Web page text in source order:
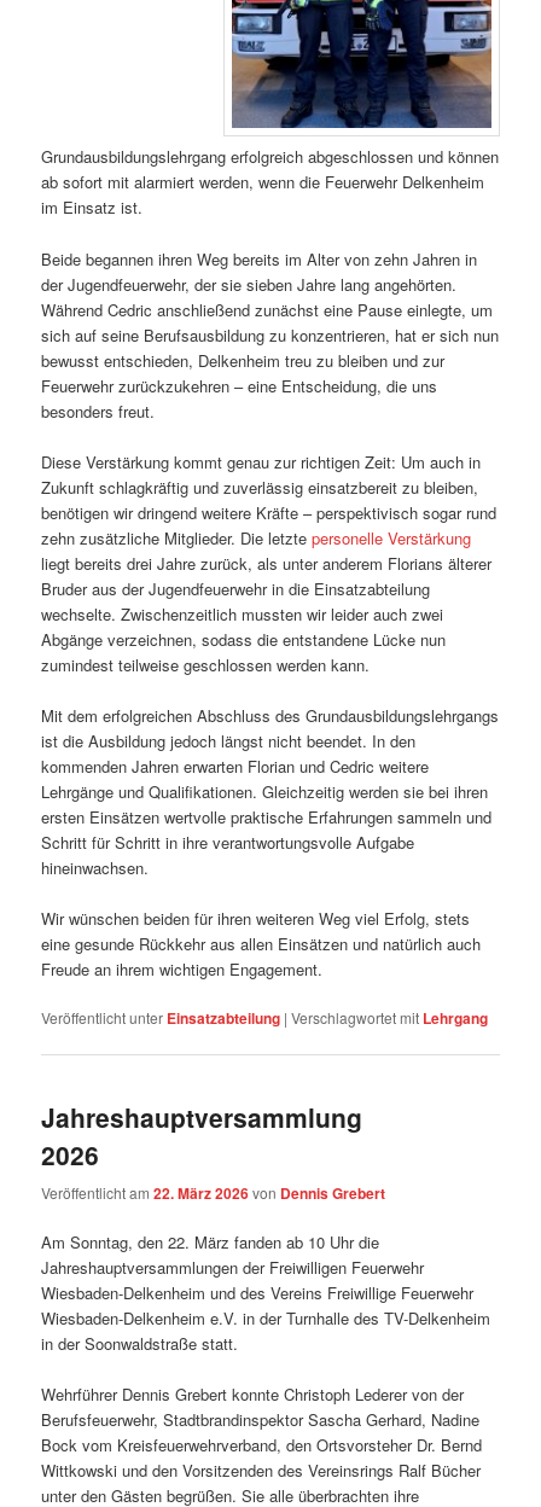
Grundausbildungslehrgang erfolgreich abgeschlossen und können
ab sofort mit alarmiert werden, wenn die Feuerwehr Delkenheim
im Einsatz ist.
Beide begannen ihren Weg bereits im Alter von zehn Jahren in
der Jugendfeuerwehr, der sie sieben Jahre lang angehörten.
Während Cedric anschließend zunächst eine Pause einlegte, um
sich auf seine Berufsausbildung zu konzentrieren, hat er sich nun
bewusst entschieden, Delkenheim treu zu bleiben und zur
Feuerwehr zurückzukehren – eine Entscheidung, die uns
besonders freut.
Diese Verstärkung kommt genau zur richtigen Zeit: Um auch in
Zukunft schlagkräftig und zuverlässig einsatzbereit zu bleiben,
benötigen wir dringend weitere Kräfte – perspektivisch sogar rund
zehn zusätzliche Mitglieder. Die letztepersonelle Verstärkung
liegt bereits drei Jahre zurück, als unter anderem Florians älterer
Bruder aus der Jugendfeuerwehr in die Einsatzabteilung
wechselte. Zwischenzeitlich mussten wir leider auch zwei
Abgänge verzeichnen, sodass die entstandene Lücke nun
zumindest teilweise geschlossen werden kann.
Mit dem erfolgreichen Abschluss des Grundausbildungslehrgangs
ist die Ausbildung jedoch längst nicht beendet. In den
kommenden Jahren erwarten Florian und Cedric weitere
Lehrgänge und Qualifikationen. Gleichzeitig werden sie bei ihren
ersten Einsätzen wertvolle praktische Erfahrungen sammeln und
Schritt für Schritt in ihre verantwortungsvolle Aufgabe
hineinwachsen.
Wir wünschen beiden für ihren weiteren Weg viel Erfolg, stets
eine gesunde Rückkehr aus allen Einsätzen und natürlich auch
Freude an ihrem wichtigen Engagement.
Veröffentlicht unter Einsatzabteilung |Verschlagwortet mit Lehrgang
Jahreshauptversammlung
2026
Veröffentlicht am22. März 2026von Dennis Grebert
Am Sonntag, den 22. März fanden ab 10 Uhr die
Jahreshauptversammlungen der Freiwilligen Feuerwehr
Wiesbaden-Delkenheim und des Vereins Freiwillige Feuerwehr
Wiesbaden-Delkenheim e.V. in der Turnhalle des TV-Delkenheim
in der Soonwaldstraße statt.
Wehrführer Dennis Grebert konnte Christoph Lederer von der
Berufsfeuerwehr, Stadtbrandinspektor Sascha Gerhard, Nadine
Bock vom Kreisfeuerwehrverband, den Ortsvorsteher Dr. Bernd
Wittkowski und den Vorsitzenden des Vereinsrings Ralf Bücher
unter den Gästen begrüßen. Sie alle überbrachten ihre